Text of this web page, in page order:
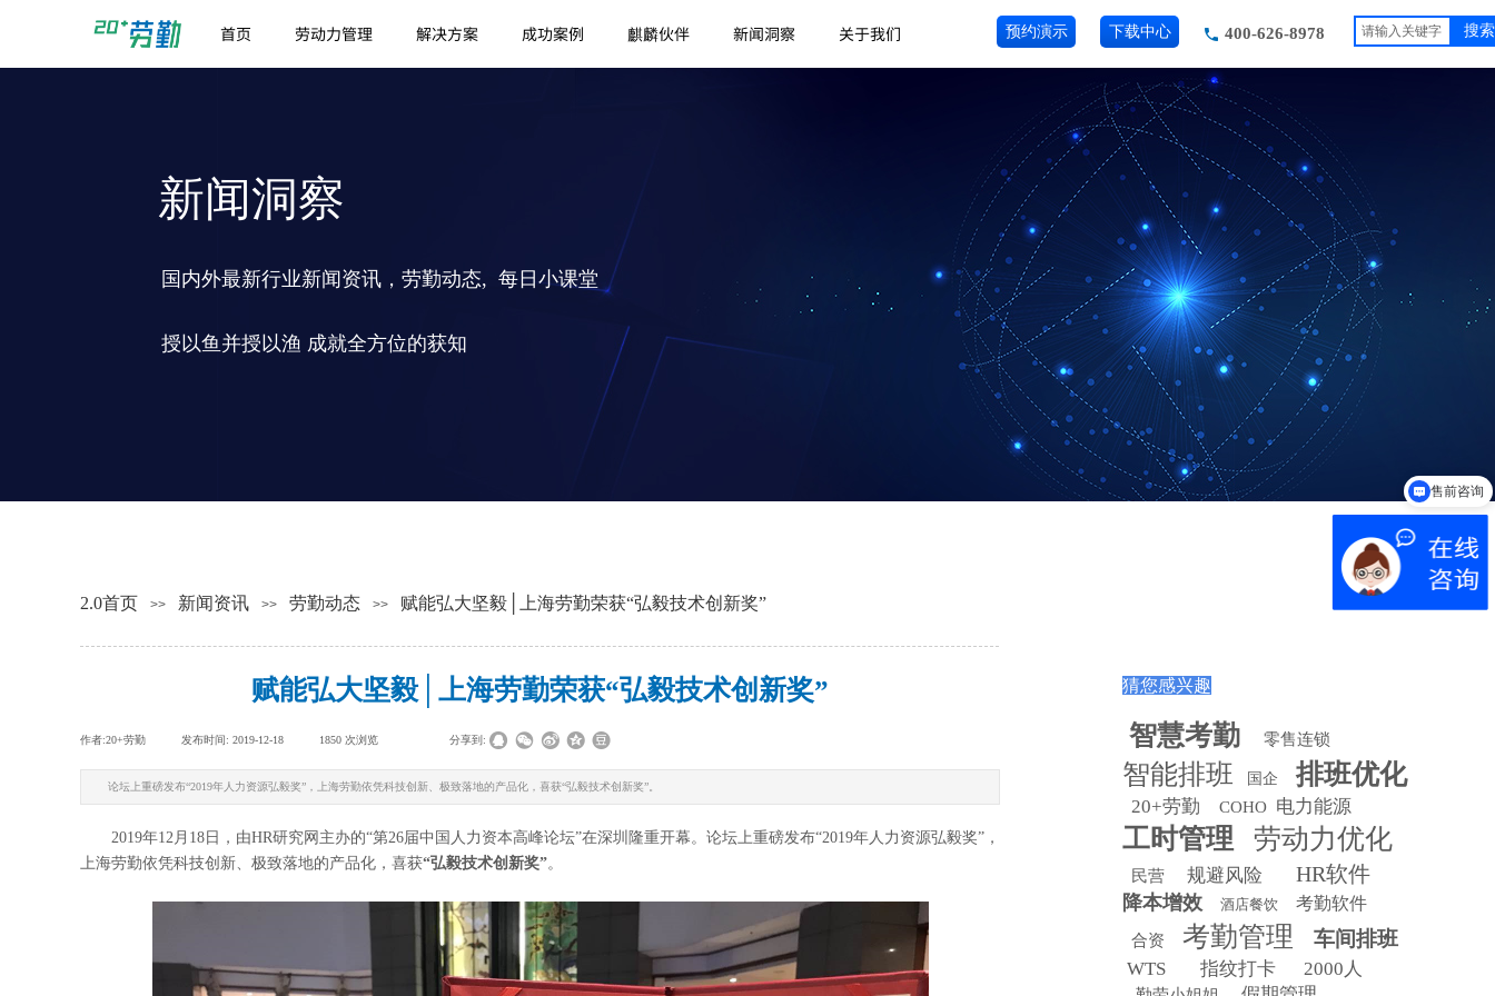
400-626-8978
预约演示 下载中心
首页 劳动力管理 解决方案 成功案例 麒麟伙伴 新闻洞察 关于我们 搜索
国内外最新行业新闻资讯，劳勤动态, 每日小课堂
授以鱼并授以渔 成就全方位的获知
新闻洞察
2.0首页 >> 新闻资讯 >> 劳勤动态 >> 赋能弘大坚毅│上海劳勤荣获“弘毅技术创新奖”
赋能弘大坚毅│上海劳勤荣获“弘毅技术创新奖”
作者:20+劳勤 发布时间: 2019-12-18 1850 次浏览 分享到:
论坛上重磅发布“2019年人力资源弘毅奖”，上海劳勤依凭科技创新、极致落地的产品化，喜获“弘毅技术创新奖”。
2019年12月18日，由HR研究网主办的“第26届中国人力资本高峰论坛”在深圳隆重开幕。论坛上重磅发布“2019年人力资源弘毅奖”，
上海劳勤依凭科技创新、极致落地的产品化，喜获“弘毅技术创新奖”。
猜您感兴趣
智慧考勤 零售连锁
智能排班 国企 排班优化
20+劳勤 COHO 电力能源
工时管理 劳动力优化
民营 规避风险 HR软件
降本增效 酒店餐饮 考勤软件
合资 考勤管理 车间排班
WTS 指纹打卡 2000人
售前咨询